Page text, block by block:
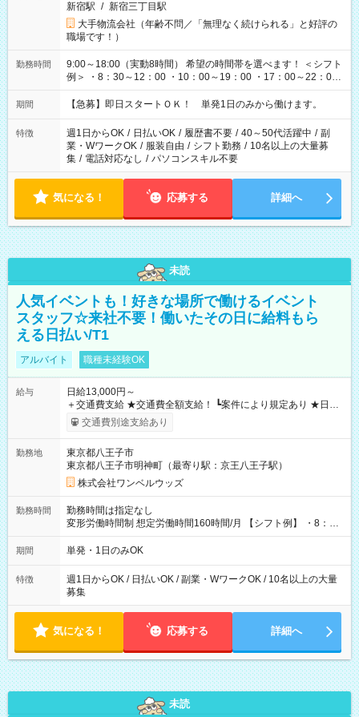
新宿駅 / 新宿三丁目駅
大手物流会社（年齢不問／「無理なく続けられる」と好評の
職場です！）
勤務時間
9:00～18:00（実動8時間） 希望の時間帯を選べます！ ＜シフト
例＞ ・8：30～12：00 ・10：00～19：00 ・17：00～22：00
・13：00～22：00 ・22：00～翌6：00 など
期間 【急募】即日スタートＯＫ！ 単発1日のみから働けます。
特徴 週1日からOK / 日払いOK / 履歴書不要 / 40～50代活躍中 / 副
業・WワークOK / 服装自由 / シフト勤務 / 10名以上の大量募
集 / 電話対応なし / パソコンスキル不要
気になる！ 応募する 詳細へ
未読
人気イベントも！好きな場所で働けるイベント
スタッフ☆来社不要！働いたその日に給料もら
える日払い/T1
アルバイト 職種未経験OK
給与
日給13,000円～
＋交通費支給 ★交通費全額支給！ ┗案件により規定あり ★日払
いOK！（規定あり） ┗働いたその日に現金GET♪ お仕事後はコ
ンビニATMから 日払い分を引き落とせます！ 【試用期間】試
交通費別途支給あり
勤務地
東京都八王子市
東京都八王子市明神町（最寄り駅：京王八王子駅）
株式会社ワンベルウッズ
勤務時間
勤務時間は指定なし
変形労働時間制 想定労働時間160時間/月 【シフト例】 ・8：00
～21：00
期間 単発・1日のみOK
特徴
週1日からOK / 日払いOK / 副業・WワークOK / 10名以上の大量
募集
気になる！ 応募する 詳細へ
未読